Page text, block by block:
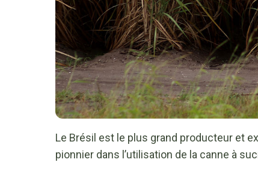
Le Brésil est le plus grand producteur et
pionnier dans l’utilisation de la canne à